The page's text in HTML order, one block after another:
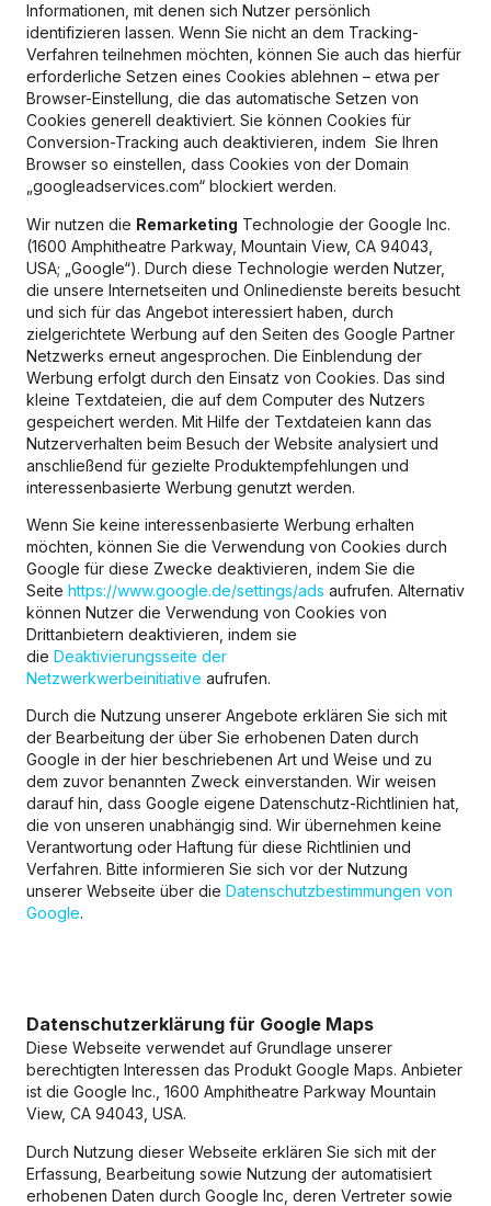
Informationen, mit denen sich Nutzer persönlich
identifizieren lassen. Wenn Sie nicht an dem Tracking-
Verfahren teilnehmen möchten, können Sie auch das hierfür
erforderliche Setzen eines Cookies ablehnen – etwa per
Browser-Einstellung, die das automatische Setzen von
Cookies generell deaktiviert. Sie können Cookies für
Conversion-Tracking auch deaktivieren, indem Sie Ihren
Browser so einstellen, dass Cookies von der Domain
„googleadservices.com“ blockiert werden.
Wir nutzen die Remarketing Technologie der Google Inc.
(1600 Amphitheatre Parkway, Mountain View, CA 94043,
USA; „Google“). Durch diese Technologie werden Nutzer,
die unsere Internetseiten und Onlinedienste bereits besucht
und sich für das Angebot interessiert haben, durch
zielgerichtete Werbung auf den Seiten des Google Partner
Netzwerks erneut angesprochen. Die Einblendung der
Werbung erfolgt durch den Einsatz von Cookies. Das sind
kleine Textdateien, die auf dem Computer des Nutzers
gespeichert werden. Mit Hilfe der Textdateien kann das
Nutzerverhalten beim Besuch der Website analysiert und
anschließend für gezielte Produktempfehlungen und
interessenbasierte Werbung genutzt werden.
Wenn Sie keine interessenbasierte Werbung erhalten
möchten, können Sie die Verwendung von Cookies durch
Google für diese Zwecke deaktivieren, indem Sie die
Seite https://www.google.de/settings/ads aufrufen. Alternativ
können Nutzer die Verwendung von Cookies von
Drittanbietern deaktivieren, indem sie
die Deaktivierungsseite der
Netzwerkwerbeinitiative aufrufen.
Durch die Nutzung unserer Angebote erklären Sie sich mit
der Bearbeitung der über Sie erhobenen Daten durch
Google in der hier beschriebenen Art und Weise und zu
dem zuvor benannten Zweck einverstanden. Wir weisen
darauf hin, dass Google eigene Datenschutz-Richtlinien hat,
die von unseren unabhängig sind. Wir übernehmen keine
Verantwortung oder Haftung für diese Richtlinien und
Verfahren. Bitte informieren Sie sich vor der Nutzung
unserer Webseite über die Datenschutzbestimmungen von
Google.
Datenschutzerklärung für Google Maps
Diese Webseite verwendet auf Grundlage unserer
berechtigten Interessen das Produkt Google Maps. Anbieter
ist die Google Inc., 1600 Amphitheatre Parkway Mountain
View, CA 94043, USA.
Durch Nutzung dieser Webseite erklären Sie sich mit der
Erfassung, Bearbeitung sowie Nutzung der automatisiert
erhobenen Daten durch Google Inc, deren Vertreter sowie